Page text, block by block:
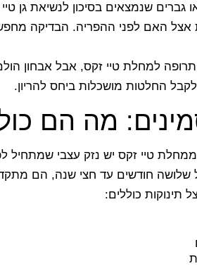
גברים שנמצאים בסיכון לנשיאת גן
אצל האם לפני ההפריה. הבדיקה
למחלת טיי זקס, אבל אבחון
החלטות מושכלות ביחס להריון.
מה הם
ממחלת טיי זקס יש נזק עצבי שמתחיל
שלושה חודשים עד חצי שנה, הם
תינוקות כוללים: